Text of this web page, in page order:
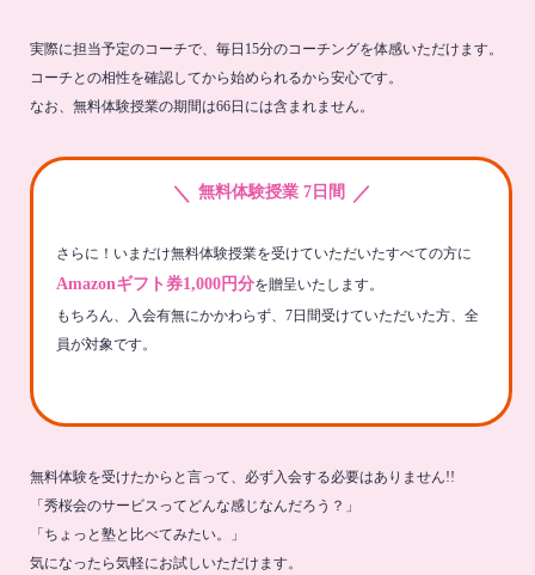
実際に担当予定のコーチで、毎日15分のコーチングを体感いただけます。
コーチとの相性を確認してから始められるから安心です。
なお、無料体験授業の期間は66日には含まれません。
＼ 無料体験授業 7日間 ／
さらに！いまだけ無料体験授業を受けていただいたすべての方に
Amazonギフト券1,000円分を贈呈いたします。
もちろん、入会有無にかかわらず、7日間受けていただいた方、全
員が対象です。
無料体験を受けたからと言って、必ず入会する必要はありません!!
「秀桜会のサービスってどんな感じなんだろう？」
「ちょっと塾と比べてみたい。」
気になったら気軽にお試しいただけます。